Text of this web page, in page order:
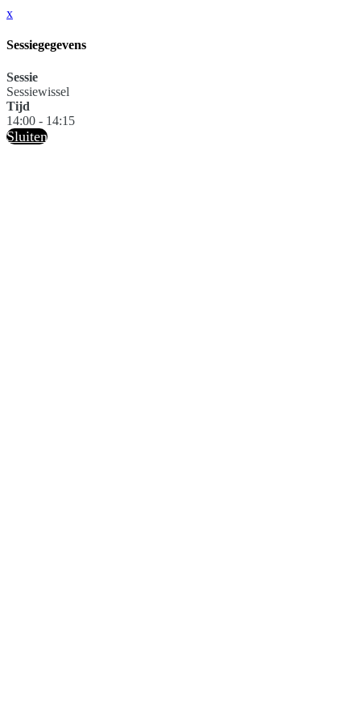
x
Sessiegegevens
Sessie
Sessiewissel
Tijd
14:00 - 14:15
Sluiten